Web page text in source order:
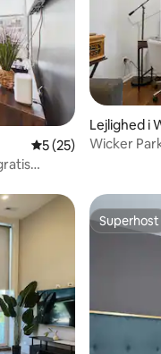
5 ud af 5 i
5 (25)
Lejlighed i
Wicker
Superhost
Superhost